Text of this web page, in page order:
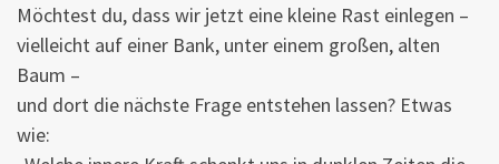
Möchtest du, dass wir jetzt eine kleine Rast einlegen –
vielleicht auf einer Bank, unter einem großen, alten
Baum –
und dort die nächste Frage entstehen lassen? Etwas
wie: